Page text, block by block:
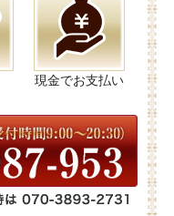
現金でお支払い